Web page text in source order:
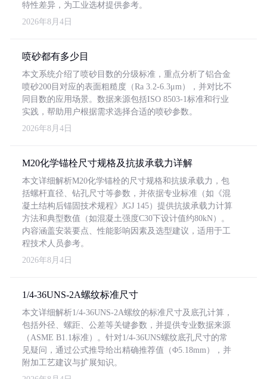
特性差异，为工业选材提供参考。
2026年8月4日
喷砂都有多少目
本文系统介绍了喷砂目数的分级标准，重点分析了铝合金
喷砂200目对应的表面粗糙度（Ra 3.2-6.3μm），并对比不
同目数的应用场景。数据来源包括ISO 8503-1标准和行业
实践，帮助用户根据需求选择合适的喷砂参数。
2026年8月4日
M20化学锚栓尺寸规格及抗拔承载力详解
本文详细解析M20化学锚栓的尺寸规格和抗拔承载力，包
括螺杆直径、钻孔尺寸等参数，并依据专业标准（如《混
凝土结构后锚固技术规程》JGJ 145）提供抗拔承载力计算
方法和典型数值（如混凝土强度C30下设计值约80kN）。
内容涵盖安装要点、性能影响因素及选型建议，适用于工
程技术人员参考。
2026年8月4日
1/4-36UNS-2A螺纹标准尺寸
本文详细解析1/4-36UNS-2A螺纹的标准尺寸及底孔计算，
包括外径、螺距、公差等关键参数，并提供专业数据来源
（ASME B1.1标准）。针对1/4-36UNS螺纹底孔尺寸的常
见疑问，通过公式推导给出精确推荐值（Φ5.18mm），并
附加工艺建议与扩展知识。